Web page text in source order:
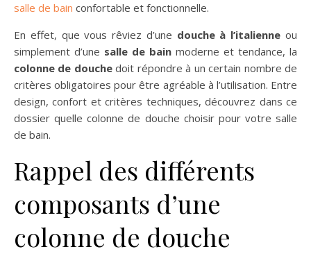
salle de bain confortable et fonctionnelle.
En effet, que vous rêviez d’une douche à l’italienne ou
simplement d’une salle de bain moderne et tendance, la
colonne de douchedoit répondre à un certain nombre de
critères obligatoires pour être agréable à l’utilisation. Entre
design, confort et critères techniques, découvrez dans ce
dossier quelle colonne de douche choisir pour votre salle
de bain.
Rappel des différents
composants d’une
colonne de douche